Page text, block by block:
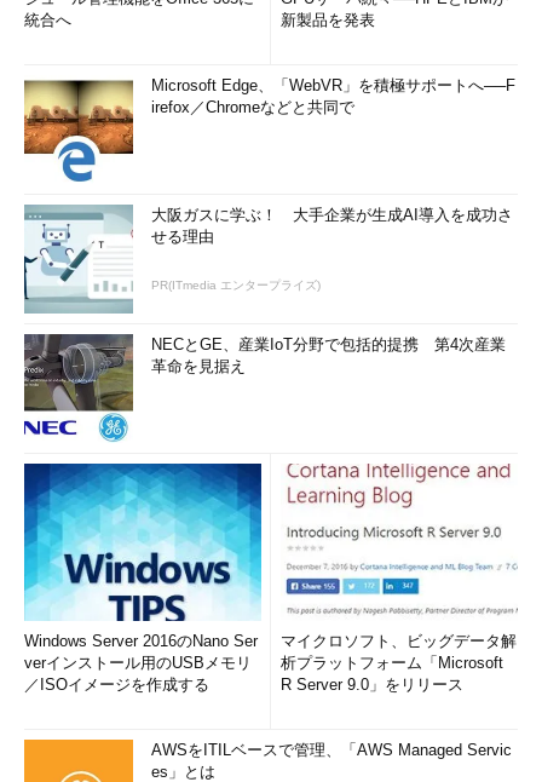
統合へ
新製品を発表
Microsoft Edge、「WebVR」を積極サポートへ──F
irefox／Chromeなどと共同で
大阪ガスに学ぶ！ 大手企業が生成AI導入を成功さ
せる理由
PR(ITmedia エンタープライズ)
NECとGE、産業IoT分野で包括的提携 第4次産業
革命を見据え
Windows Server 2016のNano Ser
verインストール用のUSBメモリ
／ISOイメージを作成する
マイクロソフト、ビッグデータ解
析プラットフォーム「Microsoft
R Server 9.0」をリリース
AWSをITILベースで管理、「AWS Managed Servic
es」とは